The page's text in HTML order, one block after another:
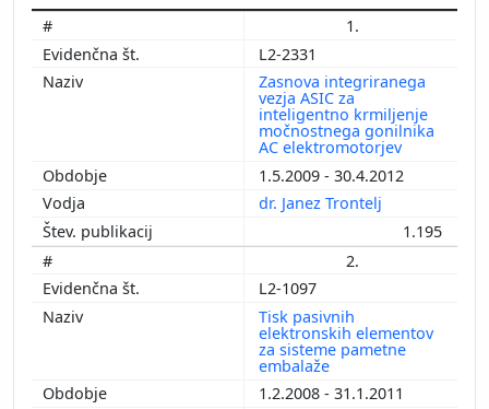
1.
L2-2331
Zasnova integriranega
vezja ASIC za
inteligentno krmiljenje
močnostnega gonilnika
AC elektromotorjev
1.5.2009 - 30.4.2012
dr. Janez Trontelj
1.195
2.
L2-1097
Tisk pasivnih
elektronskih elementov
za sisteme pametne
embalaže
1.2.2008 - 31.1.2011